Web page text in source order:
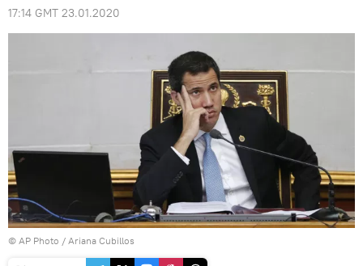
17:14 GMT 23.01.2020
© AP Photo / Ariana Cubillos